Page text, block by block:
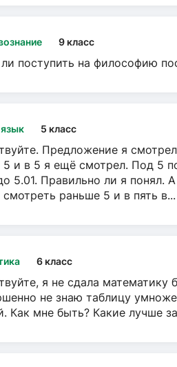
9 класс
поступить на философию
5 класс
Предложение я
5 и в 5 я ещё смотрел. Под 5
5.01. Правильно ли я понял.
смотреть раньше 5 и в пять в...
6 класс
я не сдала математику
не знаю таблицу
Как мне быть? Какие лучше